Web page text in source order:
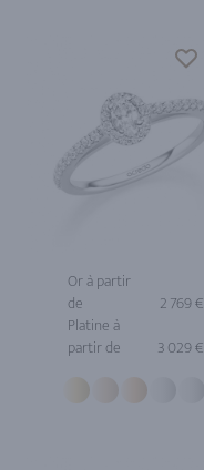
Or à partir
de
2 769 €
Platine à
partir de
3 029 €